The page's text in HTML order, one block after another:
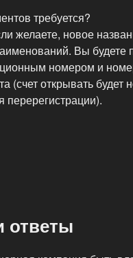
требуется?
желаете, новое
Вы будете
номером и
(счет открывать
перерегистрации).
ответы